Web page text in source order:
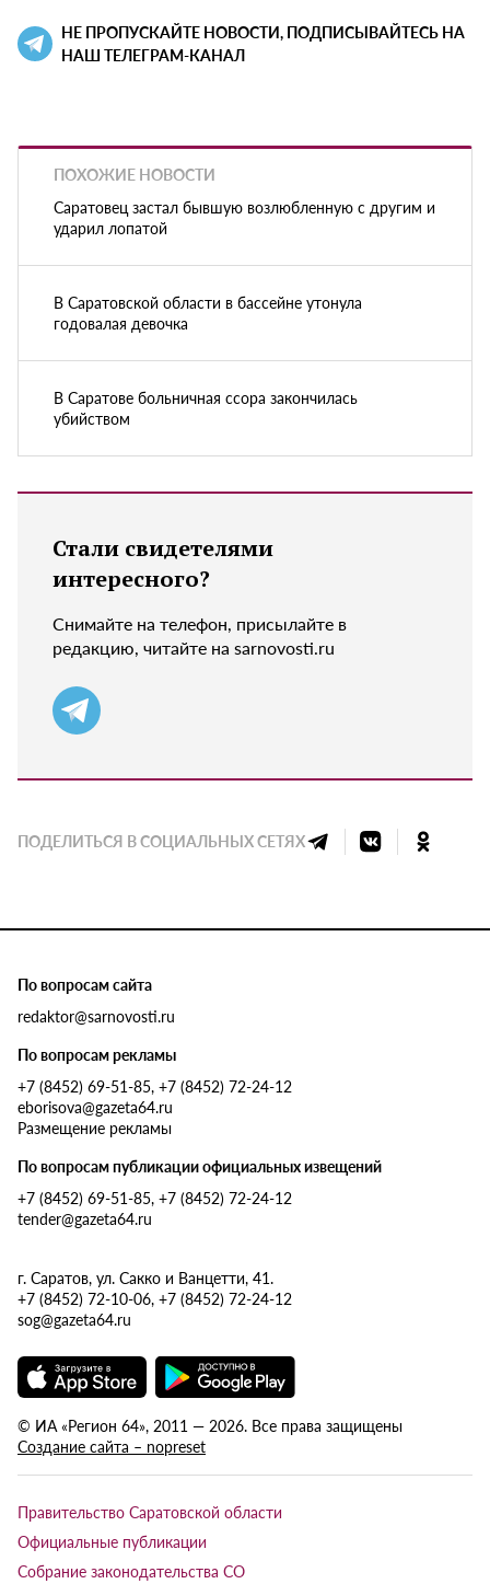
НЕ ПРОПУСКАЙТЕ НОВОСТИ, ПОДПИСЫВАЙТЕСЬ НА
НАШ ТЕЛЕГРАМ-КАНАЛ
ПОХОЖИЕ НОВОСТИ
Саратовец застал бывшую возлюбленную с другим и
ударил лопатой
В Саратовской области в бассейне утонула
годовалая девочка
В Саратове больничная ссора закончилась
убийством
Стали свидетелями
интересного?
Снимайте на телефон, присылайте в
редакцию, читайте на sarnovosti.ru
ПОДЕЛИТЬСЯ В СОЦИАЛЬНЫХ СЕТЯХ
По вопросам сайта
redaktor@sarnovosti.ru
По вопросам рекламы
+7 (8452) 69-51-85, +7 (8452) 72-24-12
eborisova@gazeta64.ru
Размещение рекламы
По вопросам публикации официальных извещений
+7 (8452) 69-51-85, +7 (8452) 72-24-12
tender@gazeta64.ru
г. Саратов, ул. Сакко и Ванцетти, 41.
+7 (8452) 72-10-06, +7 (8452) 72-24-12
sog@gazeta64.ru
© ИА «Регион 64», 2011 — 2026. Все права защищены
Создание сайта – nopreset
Правительство Саратовской области
Официальные публикации
Собрание законодательства СО